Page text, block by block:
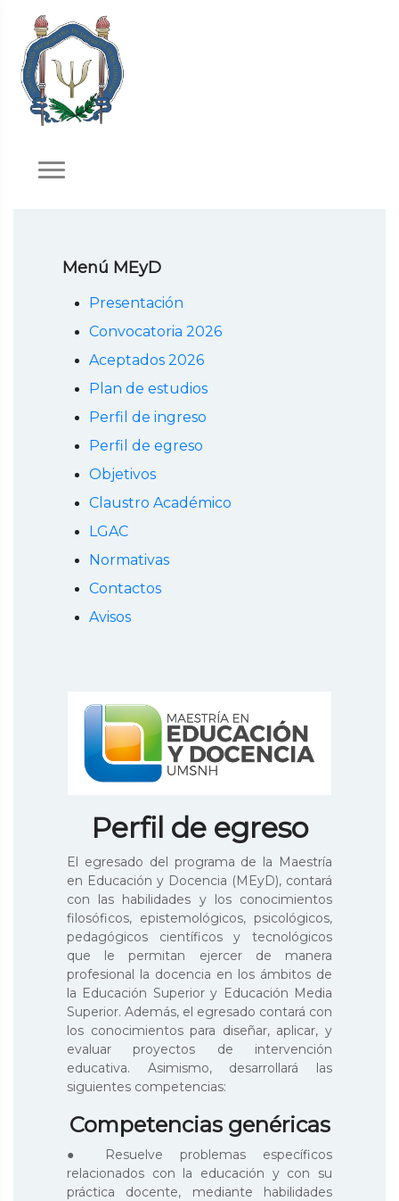
Menú MEyD
Presentación
Convocatoria 2026
Aceptados 2026
Plan de estudios
Perfil de ingreso
Perfil de egreso
Objetivos
Claustro Académico
LGAC
Normativas
Contactos
Avisos
Perfil de egreso
El egresado del programa de la Maestría
en Educación y Docencia (MEyD), contará
con las habilidades y los conocimientos
filosóficos, epistemológicos, psicológicos,
pedagógicos científicos y tecnológicos
que le permitan ejercer de manera
profesional la docencia en los ámbitos de
la Educación Superior y Educación Media
Superior. Además, el egresado contará con
los conocimientos para diseñar, aplicar, y
evaluar proyectos de intervención
educativa. Asimismo, desarrollará las
siguientes competencias:
Competencias genéricas
● Resuelve problemas específicos
relacionados con la educación y con su
práctica docente, mediante habilidades